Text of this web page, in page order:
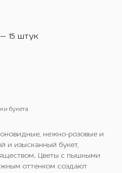
15 штук
букета
нежно-розовые и
и изысканный букет,
Цветы с пышными
оттенком создают